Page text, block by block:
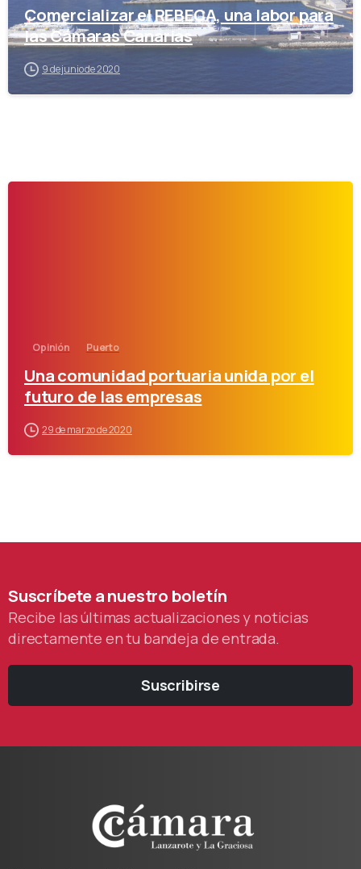
Comercializar el REBECA, una labor para
las Cámaras Canarias
9 de junio de 2020
Opinión Puerto
Una comunidad portuaria unida por el
futuro de las empresas
29 de marzo de 2020
Suscríbeteanuestro boletín
Recibe las últimas actualizaciones y noticias
directamente en tu bandeja de entrada.
Suscribirse